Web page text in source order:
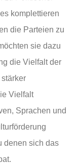
komplettieren
die Parteien zu
sie dazu
die Vielfalt der
Vielfalt
Sprachen und
denen sich das